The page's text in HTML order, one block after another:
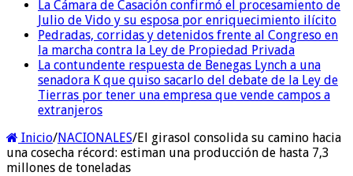
La Cámara de Casación confirmó el procesamiento de
Julio de Vido y su esposa por enriquecimiento ilícito
Pedradas, corridas y detenidos frente al Congreso en
la marcha contra la Ley de Propiedad Privada
La contundente respuesta de Benegas Lynch a una
senadora K que quiso sacarlo del debate de la Ley de
Tierras por tener una empresa que vende campos a
extranjeros
Inicio/NACIONALES/El girasol consolida su camino hacia
una cosecha récord: estiman una producción de hasta 7,3
millones de toneladas